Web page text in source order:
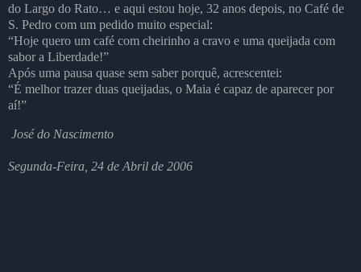
do Largo do Rato… e aqui estou hoje, 32 anos depois, no Café de
S. Pedro com um pedido muito especial:
“Hoje quero um café com cheirinho a cravo e uma queijada com
sabor a Liberdade!”
Após uma pausa quase sem saber porquê, acrescentei:
“É melhor trazer duas queijadas, o Maia é capaz de aparecer por
aí!”
José do Nascimento
Segunda-Feira, 24 de Abril de 2006